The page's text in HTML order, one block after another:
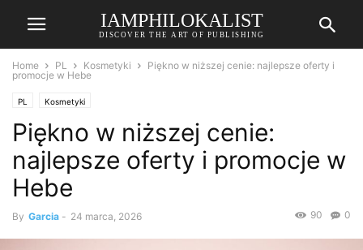
IAMPHILOKALIST
DISCOVER THE ART OF PUBLISHING
Home PL Kosmetyki
Piękno w niższej cenie: najlepsze oferty i
promocje w Hebe
PL Kosmetyki
Piękno w niższej cenie:
najlepsze oferty i promocje w
Hebe
By Garcia - 24 marca, 2026 0
90